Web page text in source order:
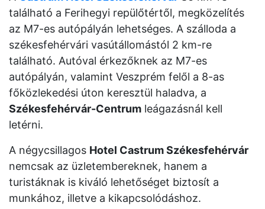
található a Ferihegyi repülőtértől, megközelítés
az M7-es autópályán lehetséges. A szálloda a
székesfehérvári vasútállomástól 2 km-re
található. Autóval érkezőknek az M7-es
autópályán, valamint Veszprém felől a 8-as
főközlekedési úton keresztül haladva, a
Székesfehérvár-Centrum leágazásnál kell
letérni.
A négycsillagos Hotel Castrum Székesfehérvár
nemcsak az üzletembereknek, hanem a
turistáknak is kiváló lehetőséget biztosít a
munkához, illetve a kikapcsolódáshoz.